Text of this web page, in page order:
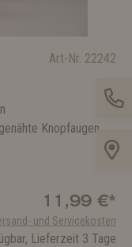
Art-Nr. 22242
Knopfaugen
11,99 €*
und Servicekosten
Lieferzeit 3 Tage